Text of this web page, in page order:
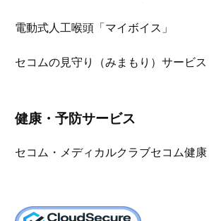
電動式人工喉頭「マイボイス」
セコムの見守り（みまもり）サービス
健康・予防サービス
セコム・メディカルクラブセコム健